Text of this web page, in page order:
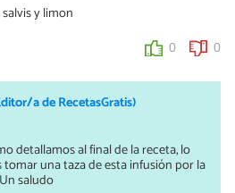
y limon
0 0
a de RecetasGratis)
detallamos al final de la receta, lo
una taza de esta infusión por la
saludo